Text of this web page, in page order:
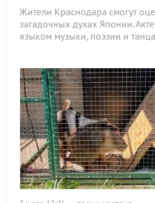
Жители Краснодара смогут
загадочных духах Японии.
языком музыки, поэзии и танца